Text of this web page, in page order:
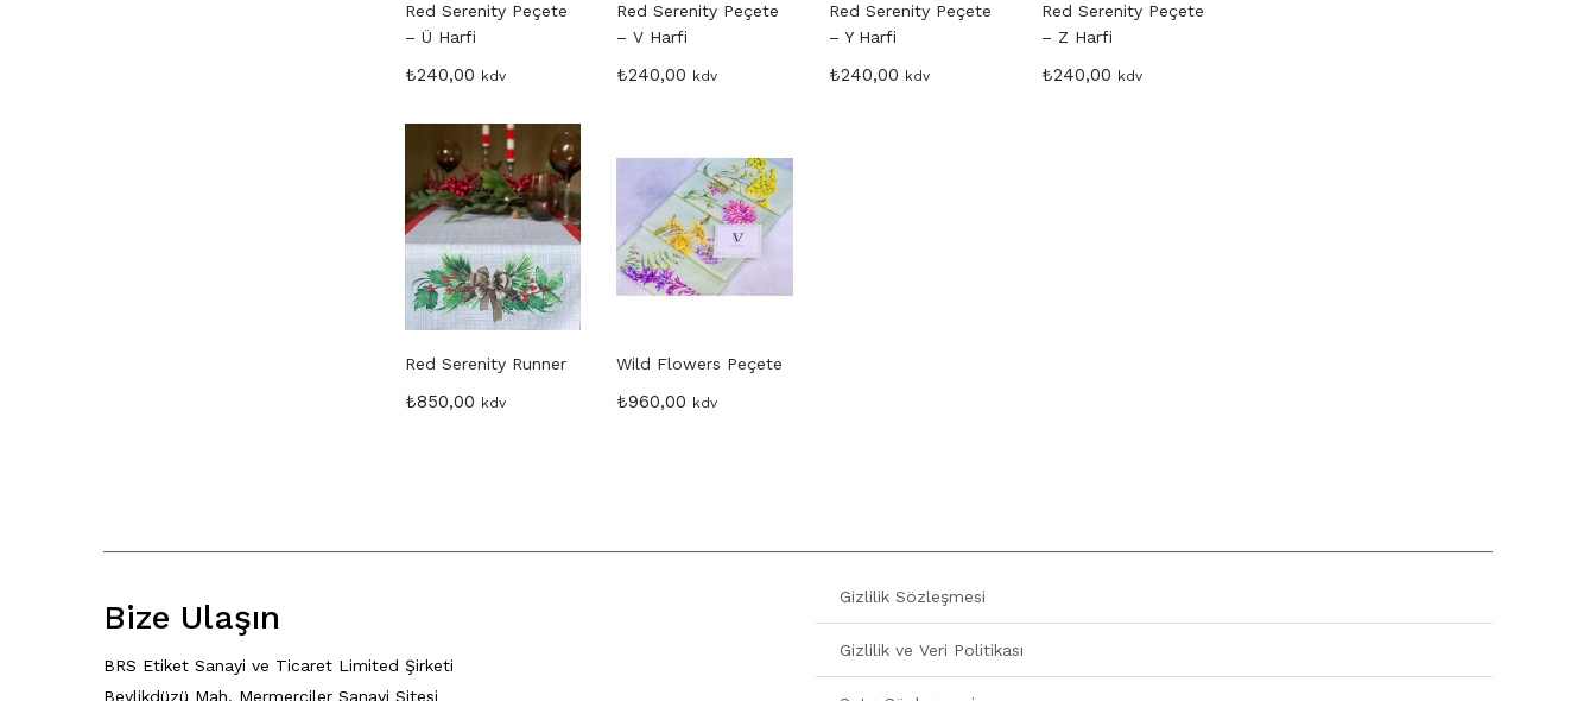
Red Serenity Peçete
– Ü Harfi
₺240,00 kdv
Red Serenity Peçete
– V Harfi
₺240,00 kdv
Red Serenity Peçete
– Y Harfi
₺240,00 kdv
Red Serenity Peçete
– Z Harfi
₺240,00 kdv
Red Serenity Runner
₺850,00 kdv
Wild Flowers Peçete
₺960,00 kdv
Bize Ulaşın
BRS Etiket Sanayi ve Ticaret Limited Şirketi
Beylikdüzü Mah. Mermerciler Sanayi Sitesi
Gizlilik Sözleşmesi
Gizlilik ve Veri Politikası